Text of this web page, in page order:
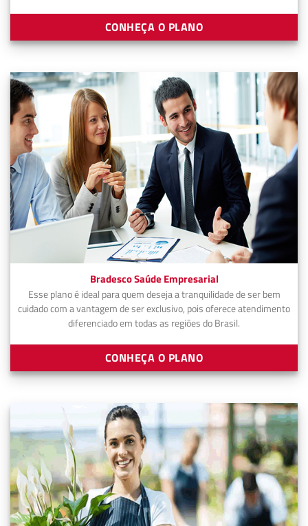
CONHEÇA O PLANO
Bradesco Saúde Empresarial
Esse plano é ideal para quem deseja a tranquilidade de ser bem
cuidado com a vantagem de ser exclusivo, pois oferece atendimento
diferenciado em todas as regiões do Brasil.
CONHEÇA O PLANO